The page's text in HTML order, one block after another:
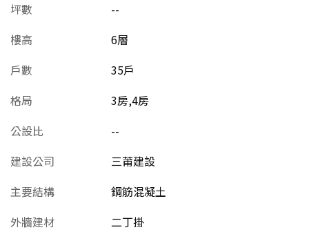
坪數
--
樓高
6層
戶數
35戶
格局
3房,4房
公設比
--
建設公司
三莆建設
主要結構
鋼筋混凝土
外牆建材
二丁掛